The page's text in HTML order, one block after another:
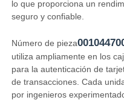
lo que proporciona un
seguro y confiable.
Número de pieza
utiliza ampliamente en los
para la autenticación de
de transacciones. Cada
por ingenieros